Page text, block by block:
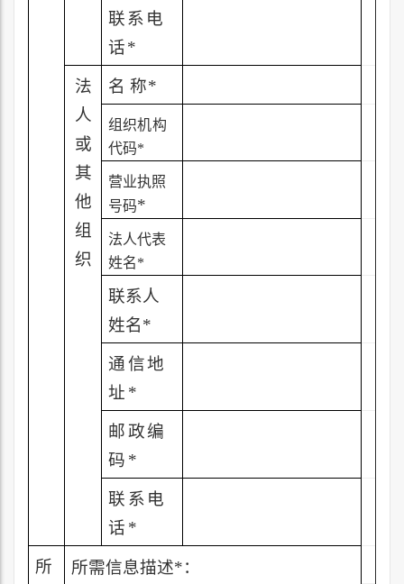
联系电
话*
法
人
或
其
他
组
织
名 称*
组织机构
代码*
营业执照
号码*
法人代表
姓名*
联系人
姓名*
通信地
址 *
邮政编
码 *
联系电
话 *
所
所需信息描述*：